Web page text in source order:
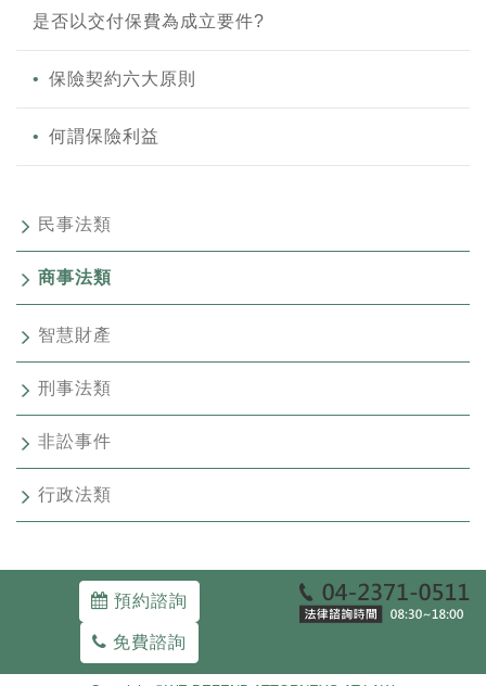
是否以交付保費為成立要件?
保險契約六大原則
何謂保險利益
民事法類
商事法類
智慧財產
刑事法類
非訟事件
行政法類
預約諮詢
免費諮詢